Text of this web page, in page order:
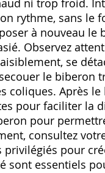
ni trop froid.
rythme, sans le
à nouveau
Observez
se
le
coliques. Après
pour faciliter la
pour
consultez
pour
sont essentiels